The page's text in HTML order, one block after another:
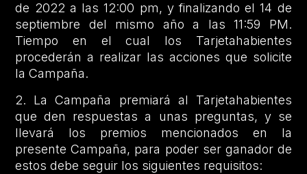
de 2022 a las 12:00 pm, y finalizando el 14 de
septiembre del mismo año a las 11:59 PM.
Tiempo en el cual los Tarjetahabientes
procederán a realizar las acciones que solicite
la Campaña.
2. La Campaña premiará al Tarjetahabientes
que den respuestas a unas preguntas, y se
llevará los premios mencionados en la
presente Campaña, para poder ser ganador de
estos debe seguir los siguientes requisitos: